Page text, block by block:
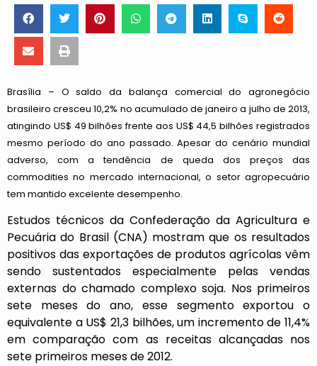
Brasília – O saldo da balança comercial do agronegócio
brasileiro cresceu 10,2% no acumulado de janeiro a julho de 2013,
atingindo US$ 49 bilhões frente aos US$ 44,5 bilhões registrados
mesmo período do ano passado. Apesar do cenário mundial
adverso, com a tendência de queda dos preços das
commodities no mercado internacional, o setor agropecuário
tem mantido excelente desempenho.
Estudos técnicos da Confederação da Agricultura e
Pecuária do Brasil (CNA) mostram que os resultados
positivos das exportações de produtos agrícolas vêm
sendo sustentados especialmente pelas vendas
externas do chamado complexo soja. Nos primeiros
sete meses do ano, esse segmento exportou o
equivalente a US$ 21,3 bilhões, um incremento de 11,4%
em comparação com as receitas alcançadas nos
sete primeiros meses de 2012.